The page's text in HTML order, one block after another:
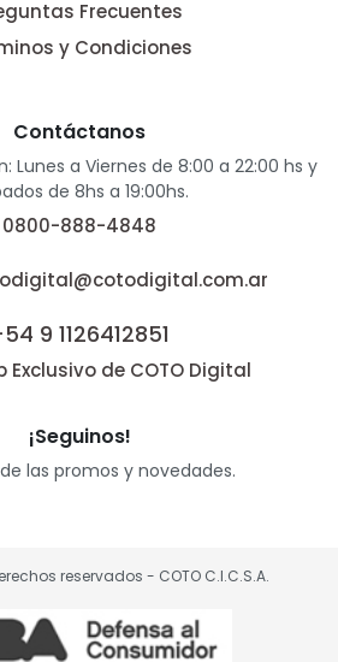
Frecuentes
y Condiciones
Contáctanos
Lunes a Viernes de 8:00 a 22:00 hs y
de 8hs a 19:00hs.
0800-888-4848
9 1126412851
Exclusivo de COTO Digital
¡Seguinos!
las promos y novedades.
reservados - COTO C.I.C.S.A.